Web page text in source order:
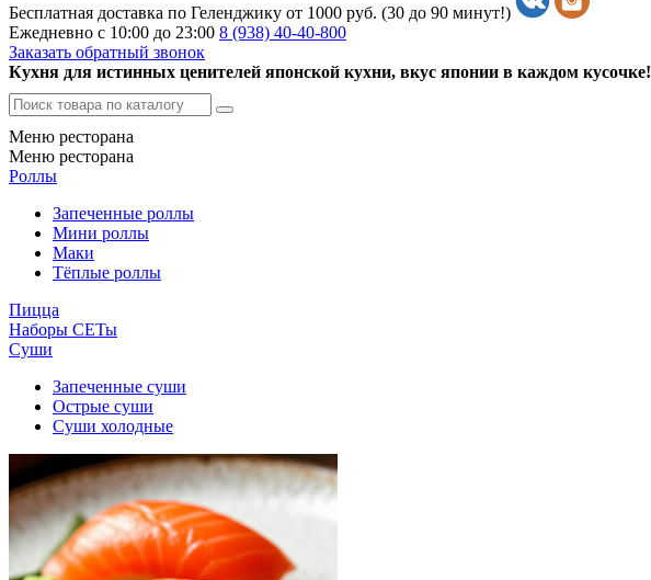
Бесплатная доставка по Геленджику от 1000 руб. (30 до 90 минут!)
Ежедневно с 10:00 до 23:00 8 (938) 40-40-800
Заказать обратный звонок
Кухня для истинных ценителей японской кухни, вкус японии в каждом кусочке!
Меню ресторана
Меню ресторана
Роллы
Запеченные роллы
Мини роллы
Маки
Тёплые роллы
Пицца
Наборы СЕТы
Суши
Запеченные суши
Острые суши
Суши холодные